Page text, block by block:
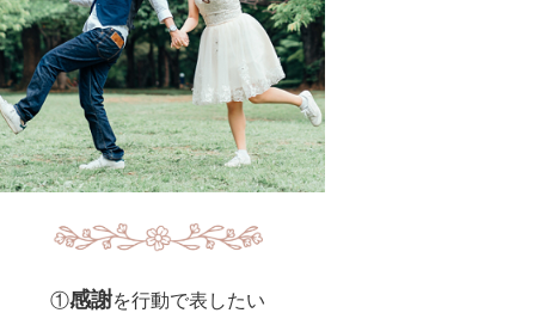
①感謝を行動で表したい